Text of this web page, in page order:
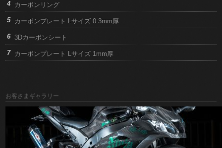
カーボンリング
カーボンプレート Lサイズ 0.3mm厚
3Dカーボンシート
カーボンプレート Lサイズ 1mm厚
お客さまギャラリー